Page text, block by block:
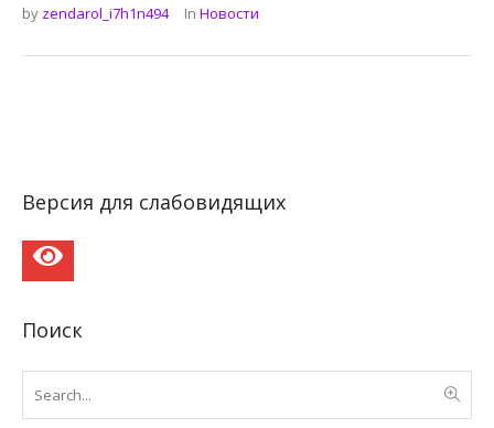
by zendarol_i7h1n494 In Новости
Версия для слабовидящих
Поиск